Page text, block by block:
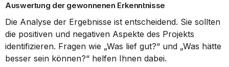
Auswertung der gewonnenen Erkenntnisse
Die Analyse der Ergebnisse ist entscheidend. Sie sollten
die positiven und negativen Aspekte des Projekts
identifizieren. Fragen wie „Was lief gut?“ und „Was hätte
besser sein können?“ helfen Ihnen dabei.